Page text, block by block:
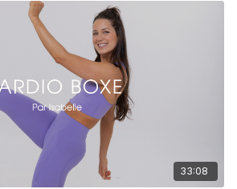
33:08